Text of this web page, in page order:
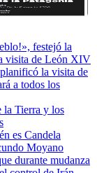
festejó la
visita de León XIV
la visita de
a todos los
la Tierra y los
es Candela
Moyano
durante mudanza